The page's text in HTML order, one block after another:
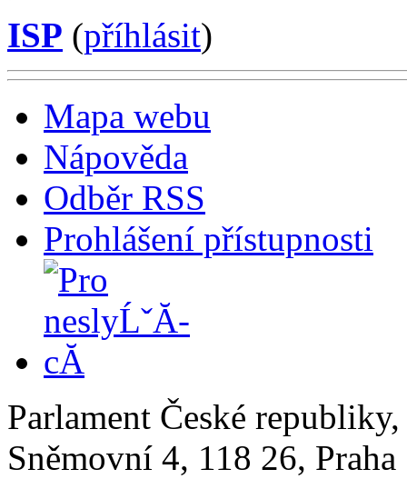
ISP (příhlásit)
Mapa webu
Nápověda
Odběr RSS
Prohlášení přístupnosti
Parlament České
Sněmovní 4, 118 26,